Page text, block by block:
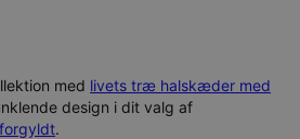
med livets træ halskæder med
design i dit valg af
.